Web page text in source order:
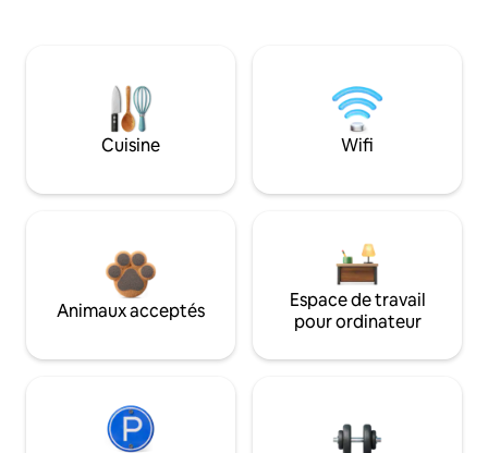
Cuisine Wifi
Animaux acceptés
Espace de travail
pour ordinateur